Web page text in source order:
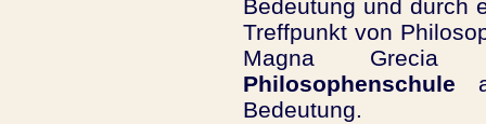
Bedeutung und durch
Treffpunkt von
Magna
Philosophenschule
Bedeutung.